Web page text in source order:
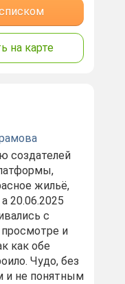
на карте
создателей
жильё,
20.06.2025
с
и
как обе
Чудо, без
и не понятным